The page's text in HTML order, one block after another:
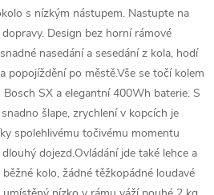
s nízkým nástupem. Nastupte na
Design bez horní rámové
nasedání a sesedání z kola, hodí
popojíždění po městě.Vše se točí kolem
SX a elegantní 400Wh baterie. S
šlape, zrychlení v kopcích je
spolehlivému točivému momentu
dojezd.Ovládání jde také lehce a
kolo, žádné těžkopádné loudavé